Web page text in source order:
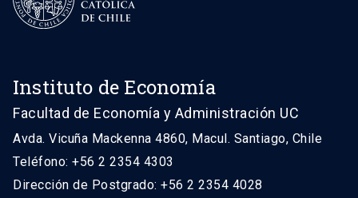
Instituto de Economía
Facultad de Economía y Administración UC
Avda. Vicuña Mackenna 4860, Macul. Santiago, Chile
Teléfono: +56 2 2354 4303
Dirección de Postgrado: +56 2 2354 4028